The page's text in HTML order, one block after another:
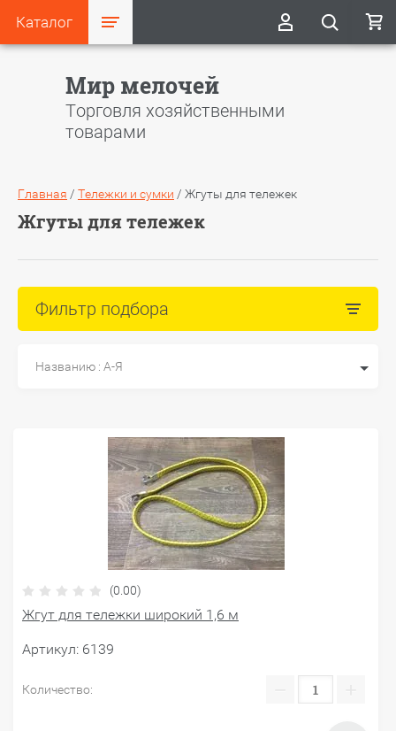
Каталог
Мир мелочей
Торговля хозяйственными
товарами
Главная / Тележки и сумки / Жгуты для тележек
Жгуты для тележек
Фильтр подбора
Названию : А-Я
(0.00)
Жгут для тележки широкий 1,6 м
Артикул: 6139
Количество: